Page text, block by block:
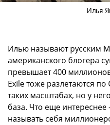
Илья
Илью называют русским
американского блогера
превышает 400
Exile тоже разлетаются по
таких масштабах, но у
база. Что еще
называть себя